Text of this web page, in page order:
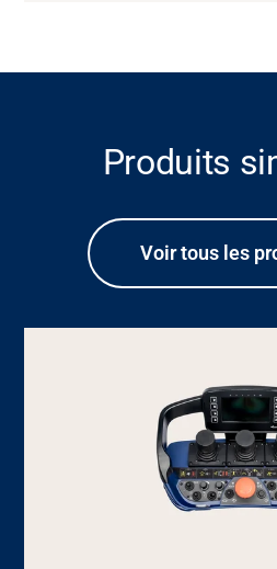
Produits
Voir tous les